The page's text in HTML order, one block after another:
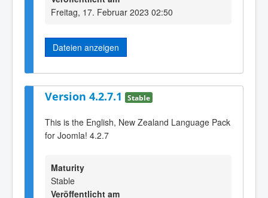
Freitag, 17. Februar 2023 02:50
Dateien anzeigen
Version 4.2.7.1 Stable
This is the English, New Zealand Language Pack
for Joomla! 4.2.7
Maturity
Stable
Veröffentlicht am